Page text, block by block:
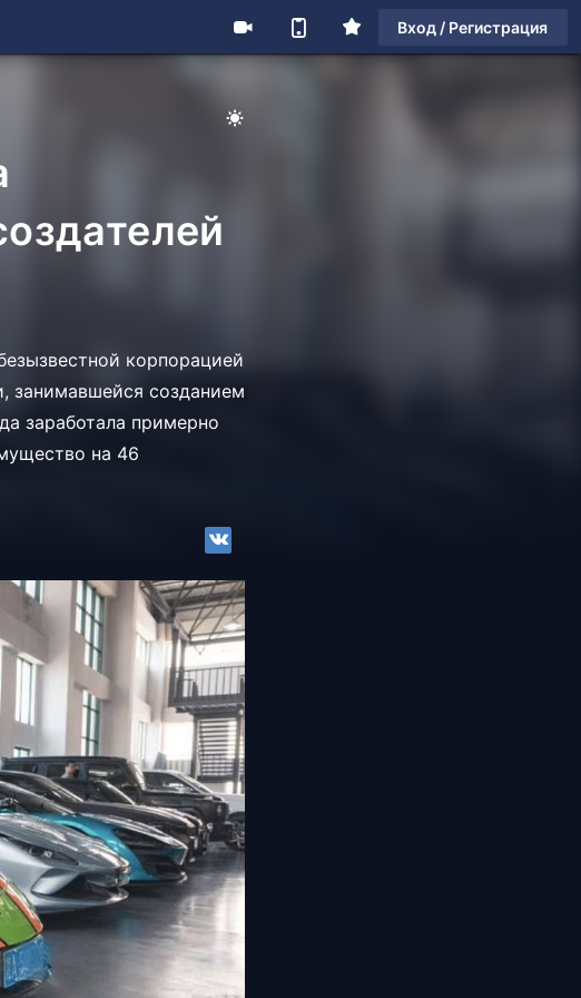
Вход / Регистрация
корпорацией
занимавшейся созданием
заработала примерно
на 46